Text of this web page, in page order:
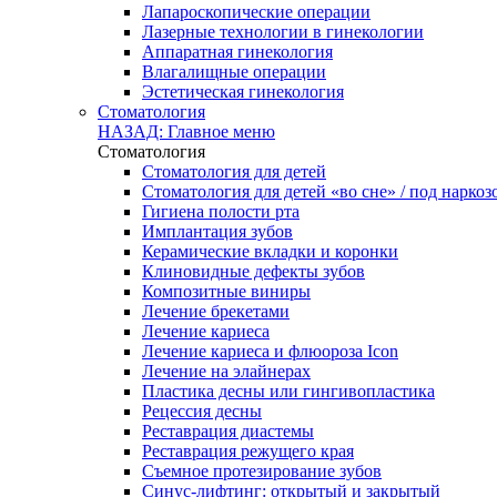
Лапароскопические операции
Лазерные технологии в гинекологии
Аппаратная гинекология
Влагалищные операции
Эстетическая гинекология
Стоматология
НАЗАД: Главное меню
Стоматология
Стоматология для детей
Стоматология для детей «во сне» / под
Гигиена полости рта
Имплантация зубов
Керамические вкладки и коронки
Клиновидные дефекты зубов
Композитные виниры
Лечение брекетами
Лечение кариеса
Лечение кариеса и флюороза Icon
Лечение на элайнерах
Пластика десны или гингивопластика
Рецессия десны
Реставрация диастемы
Реставрация режущего края
Съемное протезирование зубов
Синус-лифтинг: открытый и закрытый